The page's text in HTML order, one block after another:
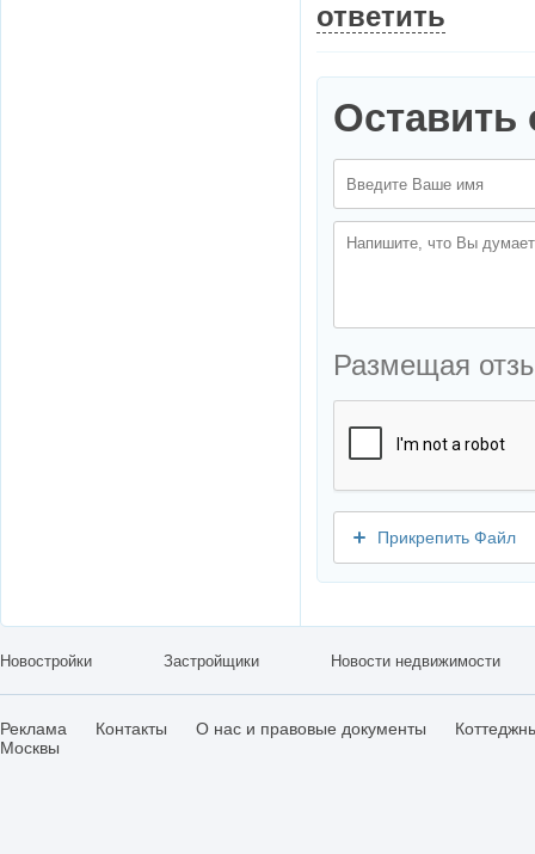
ответить
Оставить
Размещая
Прикрепить Файл
Новостройки Застройщики Новости недвижимости
Реклама Контакты О нас и правовые документы
Москвы